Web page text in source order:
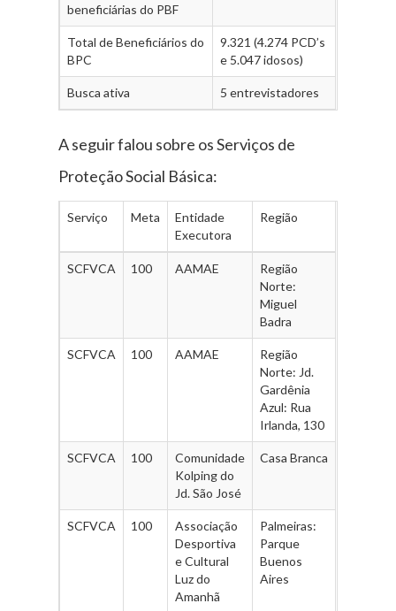
beneficiárias do PBF
Total de Beneficiários do
BPC
9.321 (4.274 PCD’s
e 5.047 idosos)
Busca ativa 5 entrevistadores
A seguir falou sobre os Serviços de
Proteção Social Básica:
Serviço Meta
Entidade
Executora
Região
SCFVCA 100 AAMAE
Região
Norte:
Miguel
Badra
SCFVCA 100 AAMAE
Região
Norte: Jd.
Gardênia
Azul: Rua
Irlanda, 130
SCFVCA 100
Comunidade
Kolping do
Jd. São José
Casa Branca
SCFVCA 100
Associação
Desportiva
e Cultural
Luz do
Amanhã
Palmeiras:
Parque
Buenos
Aires